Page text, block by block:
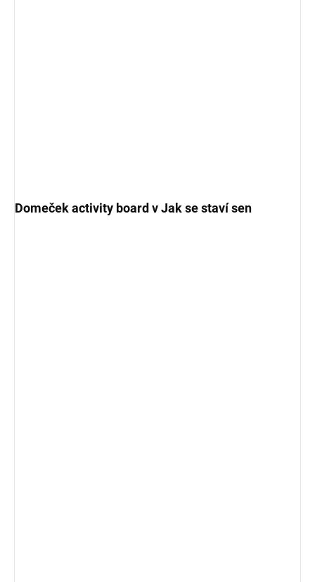
Domeček activity board v Jak se staví sen